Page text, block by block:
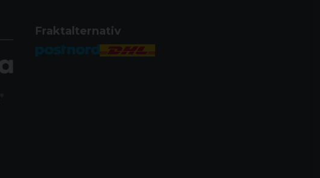
Fraktalternativ